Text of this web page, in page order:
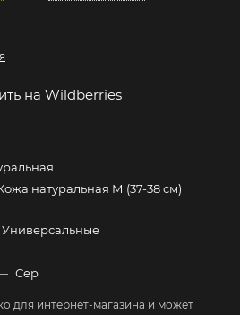
на Wildberries
натуральная М (37-38 см)
Универсальные
Сер
для интернет-магазина и может